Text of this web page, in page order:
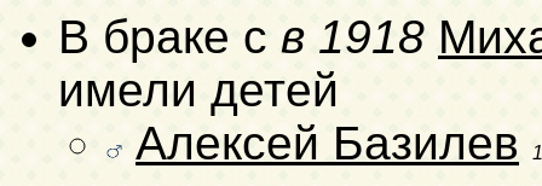
В браке с в 1918
имели детей
Алексей Базилев